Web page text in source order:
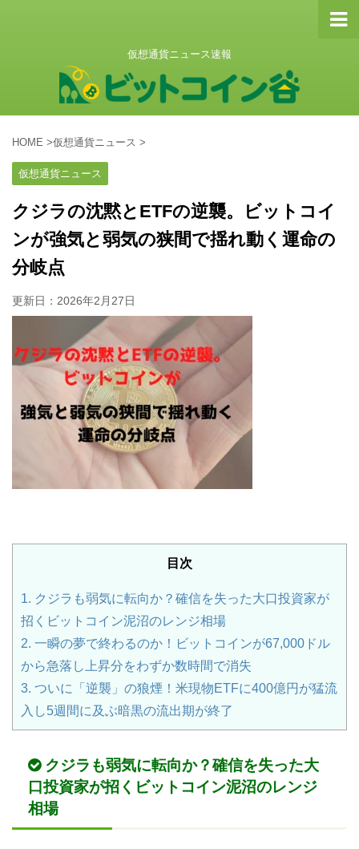
仮想通貨ニュース速報
HOME >仮想通貨ニュース >
仮想通貨ニュース
クジラの沈黙とETFの逆襲。ビットコイ
ンが強気と弱気の狭間で揺れ動く運命の
分岐点
更新日： 2026年2月27日
目次
1. クジラも弱気に転向か？確信を失った大口投資家が
招くビットコイン泥沼のレンジ相場
2. 一瞬の夢で終わるのか！ビットコインが67,000ドル
から急落し上昇分をわずか数時間で消失
3. ついに「逆襲」の狼煙！米現物ETFに400億円が猛流
入し5週間に及ぶ暗黒の流出期が終了
クジラも弱気に転向か？確信を失った大
口投資家が招くビットコイン泥沼のレンジ
相場